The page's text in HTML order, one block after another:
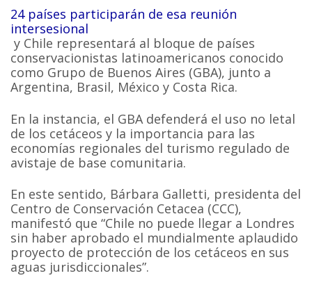
24 países participarán de esa reunión
intersesional
y Chile representará al bloque de países
conservacionistas latinoamericanos conocido
como Grupo de Buenos Aires (GBA), junto a
Argentina, Brasil, México y Costa Rica.
En la instancia, el GBA defenderá el uso no letal
de los cetáceos y la importancia para las
economías regionales del turismo regulado de
avistaje de base comunitaria.
En este sentido, Bárbara Galletti, presidenta del
Centro de Conservación Cetacea (CCC),
manifestó que “Chile no puede llegar a Londres
sin haber aprobado el mundialmente aplaudido
proyecto de protección de los cetáceos en sus
aguas jurisdiccionales”.